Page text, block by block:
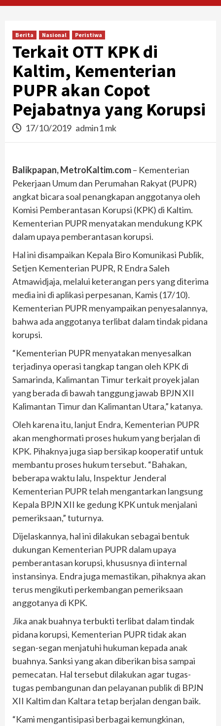
Berita Nasional Peristiwa
Terkait OTT KPK di
Kaltim, Kementerian
PUPR akan Copot
Pejabatnya yang Korupsi
17/10/2019 admin1 mk
Balikpapan, MetroKaltim.com– Kementerian
Pekerjaan Umum dan Perumahan Rakyat (PUPR)
angkat bicara soal penangkapan anggotanya oleh
Komisi Pemberantasan Korupsi (KPK) di Kaltim.
Kementerian PUPR menyatakan mendukung KPK
dalam upaya pemberantasan korupsi.
Hal ini disampaikan Kepala Biro Komunikasi Publik,
Setjen Kementerian PUPR, R Endra Saleh
Atmawidjaja, melalui keterangan pers yang diterima
media ini di aplikasi perpesanan, Kamis (17/10).
Kementerian PUPR menyampaikan penyesalannya,
bahwa ada anggotanya terlibat dalam tindak pidana
korupsi.
“Kementerian PUPR menyatakan menyesalkan
terjadinya operasi tangkap tangan oleh KPK di
Samarinda, Kalimantan Timur terkait proyek jalan
yang berada di bawah tanggung jawab BPJN XII
Kalimantan Timur dan Kalimantan Utara,” katanya.
Oleh karena itu, lanjut Endra, Kementerian PUPR
akan menghormati proses hukum yang berjalan di
KPK. Pihaknya juga siap bersikap kooperatif untuk
membantu proses hukum tersebut. “Bahakan,
beberapa waktu lalu, Inspektur Jenderal
Kementerian PUPR telah mengantarkan langsung
Kepala BPJN XII ke gedung KPK untuk menjalani
pemeriksaan,” tuturnya.
Dijelaskannya, hal ini dilakukan sebagai bentuk
dukungan Kementerian PUPR dalam upaya
pemberantasan korupsi, khususnya di internal
instansinya. Endra juga memastikan, pihaknya akan
terus mengikuti perkembangan pemeriksaan
anggotanya di KPK.
Jika anak buahnya terbukti terlibat dalam tindak
pidana korupsi, Kementerian PUPR tidak akan
segan-segan menjatuhi hukuman kepada anak
buahnya. Sanksi yang akan diberikan bisa sampai
pemecatan. Hal tersebut dilakukan agar tugas-
tugas pembangunan dan pelayanan publik di BPJN
XII Kaltim dan Kaltara tetap berjalan dengan baik.
“Kami mengantisipasi berbagai kemungkinan,